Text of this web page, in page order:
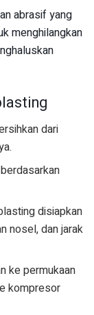
abrasif yang
menghilangkan
dari
disiapkan
nosel, dan jarak
ke permukaan
kompresor